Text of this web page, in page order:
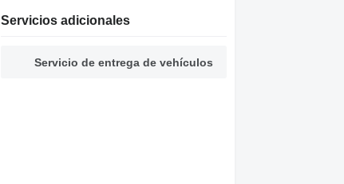
Servicios adicionales
Servicio de entrega de vehículos